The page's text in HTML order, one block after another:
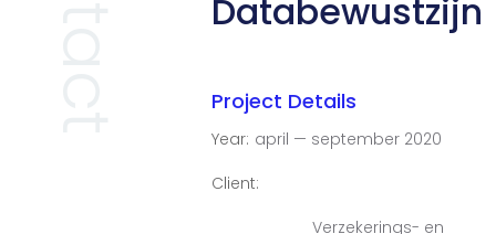
Databewustzijn
Project Details
Year: april — september 2020
Client:
Verzekerings- en